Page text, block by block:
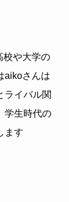
校や大学の
aikoさんは
ライバル関
学生時代の
ます